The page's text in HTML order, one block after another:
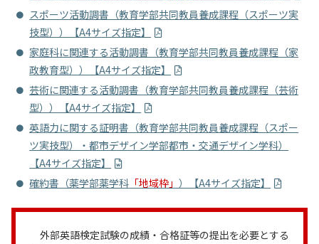
スポーツ活動調書（教育学部共同教員養成課程（スポーツ実
技型））【A4サイズ指定】
家庭科に関連する活動調書（教育学部共同教員養成課程（家
政教育型））【A4サイズ指定】
芸術に関連する活動調書（教育学部共同教員養成課程（芸術
型））【A4サイズ指定】
英語力に関する証明書（教育学部共同教員養成課程（スポー
ツ実技型）・都市デザイン学部都市・交通デザイン学科）
【A4サイズ指定】
確約書（薬学部薬学科 「地域枠」）【A4サイズ指定】
外部英語検定試験の成績・合格証等の提出を必要とする